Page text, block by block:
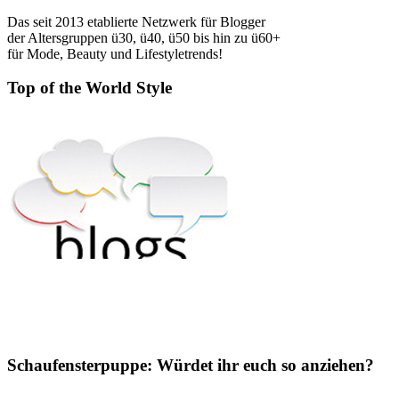
Das seit 2013 etablierte Netzwerk für Blogger
der Altersgruppen ü30, ü40, ü50 bis hin zu ü60+
für Mode, Beauty und Lifestyletrends!
Top of the World Style
Schaufensterpuppe: Würdet ihr euch so anziehen?